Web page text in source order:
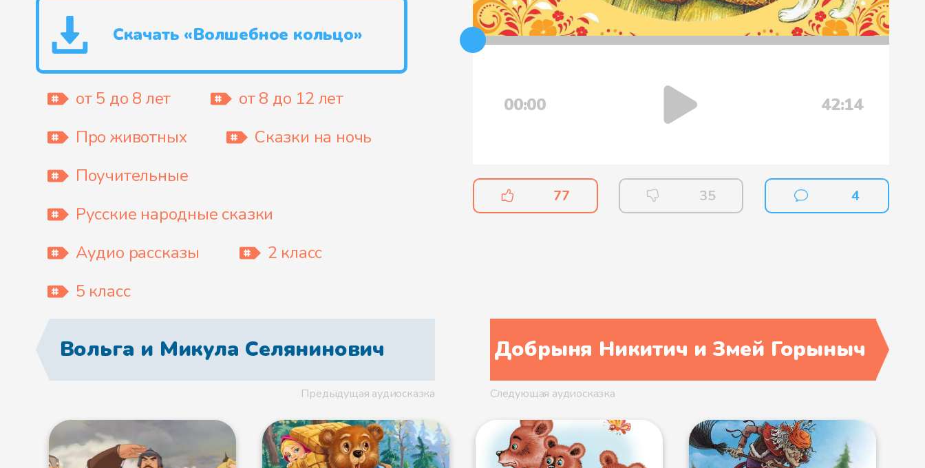
00:00 42:14
77 35 4
Скачать «Волшебное кольцо»
от 5 до 8 лет
от 8 до 12 лет
Про животных
Сказки на ночь
Поучительные
Русские народные сказки
Аудио рассказы
2 класс
5 класс
Добрыня Никитич и Змей Горыныч
Следующая аудиосказка
Вольга и Микула Селянинович
Предыдущая аудиосказка